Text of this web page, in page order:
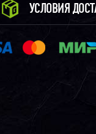
УСЛОВИЯ